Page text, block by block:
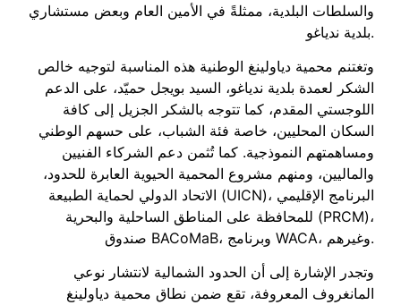
والسلطات البلدية، ممثلةً في الأمين العام وبعض مستشاري
بلدية ندياغو.
وتغتنم محمية دياولينغ الوطنية هذه المناسبة لتوجيه خالص
الشكر لعمدة بلدية ندياغو، السيد بويجل حميّد، على الدعم
اللوجستي المقدم، كما تتوجه بالشكر الجزيل إلى كافة
السكان المحليين، خاصة فئة الشباب، على حسهم الوطني
ومساهمتهم النموذجية. كما تُثمن دعم الشركاء الفنيين
والماليين، ومنهم مشروع المحمية الحيوية العابرة للحدود،
الاتحاد الدولي لحماية الطبيعة (UICN)، البرنامج الإقليمي
للمحافظة على المناطق الساحلية والبحرية (PRCM)،
صندوق BACoMaB، وبرنامج WACA، وغيرهم.
وتجدر الإشارة إلى أن الحدود الشمالية لانتشار نوعي
المانغروف المعروفة، تقع ضمن نطاق محمية دياولينغ